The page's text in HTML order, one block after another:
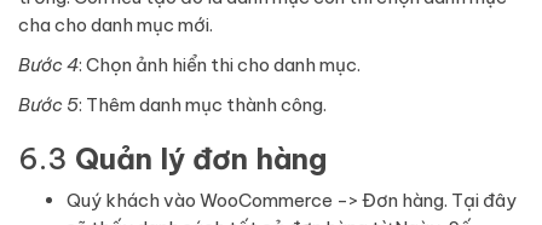
cha cho danh mục mới.
Bước 4: Chọn ảnh hiển thi cho danh mục.
Bước 5: Thêm danh mục thành công.
6.3 Quản lý đơn hàng
Quý khách vào WooCommerce -> Đơn hàng. Tại đây